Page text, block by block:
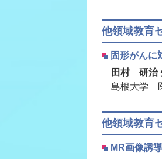
他領域教育
固形がんに
田村 研治
島根大学
他領域教育
MR画像誘